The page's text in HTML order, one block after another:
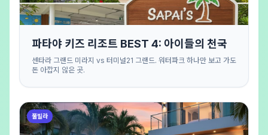
파타야 키즈 리조트 BEST 4: 아이들의 천국
센타라 그랜드 미라지 vs 터미널21 그랜드. 워터파크 하나만 보고 가도
돈 아깝지 않은 곳.
풀빌라